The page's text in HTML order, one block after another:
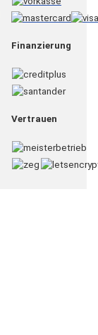
Finanzierung
Vertrauen